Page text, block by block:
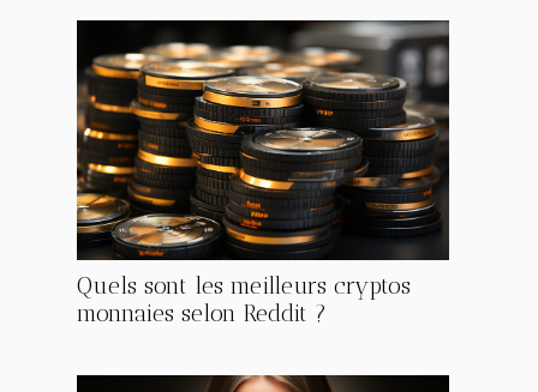
Quels sont les meilleurs cryptos
monnaies selon Reddit ?